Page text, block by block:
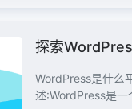
探索
WordPress是什么
述:WordPress是一